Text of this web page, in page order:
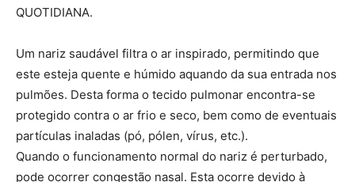
QUOTIDIANA.
Um nariz saudável filtra o ar inspirado, permitindo que
este esteja quente e húmido aquando da sua entrada nos
pulmões. Desta forma o tecido pulmonar encontra-se
protegido contra o ar frio e seco, bem como de eventuais
partículas inaladas (pó, pólen, vírus, etc.).
Quando o funcionamento normal do nariz é perturbado,
pode ocorrer congestão nasal. Esta ocorre devido à